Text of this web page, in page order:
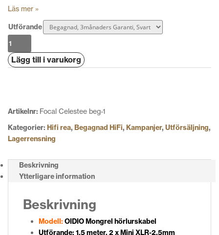
Läs mer »
Utförande
OIDIO
Mongrel
hörlurskabel
Lägg till i varukorg
Artikelnr: Focal Celestee beg-1
Kategorier: Hifi rea, Begagnad HiFi, Kampanjer, Utförsäljning,
Lagerrensning
Beskrivning
Ytterligare information
Beskrivning
Modell: OIDIO Mongrel hörlurskabel
Utförande: 1,5 meter, 2 x Mini XLR-2.5mm